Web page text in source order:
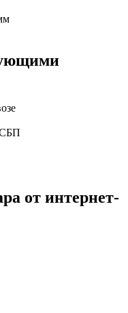
от интернет-